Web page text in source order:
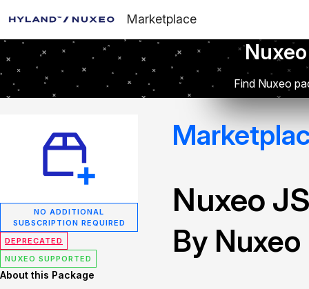
Marketplace
Find Nuxeo
NO ADDITIONAL
SUBSCRIPTION REQUIRED
DEPRECATED
NUXEO SUPPORTED
About this Package
Nuxeo
By Nuxeo